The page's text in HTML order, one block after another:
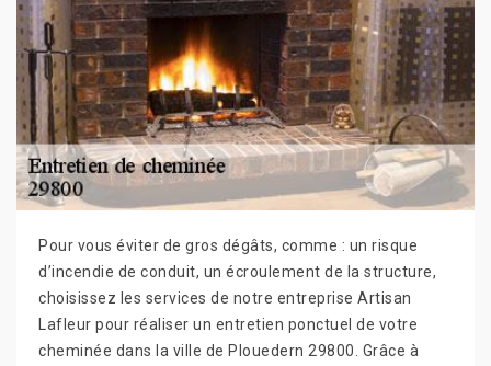
Pour vous éviter de gros dégâts, comme : un risque
d’incendie de conduit, un écroulement de la structure,
choisissez les services de notre entreprise Artisan
Lafleur pour réaliser un entretien ponctuel de votre
cheminée dans la ville de Plouedern 29800. Grâce à